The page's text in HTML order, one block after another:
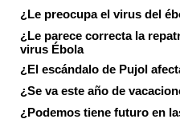
¿Le preocupa el virus del
¿Le parece correcta la
virus Ébola
¿El escándalo de Pujol
¿Se va este año de
¿Podemos tiene futuro en